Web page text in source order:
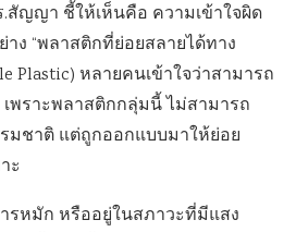
สัญญา ชี้ให้เห็นคือ ความเข้าใจผิด
าง “พลาสติกที่ย่อยสลายได้ทาง
Plastic) หลายคนเข้าใจว่าสามารถ
พราะพลาสติกกลุ่มนี้ ไม่สามารถ
มชาติ แต่ถูกออกแบบมาให้ย่อย
ะ
รหมัก หรืออยู่ในสภาวะที่มีแสง